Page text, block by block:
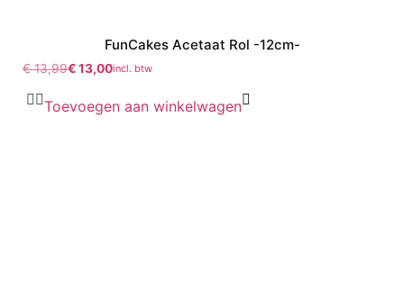
FunCakes Acetaat Rol -12cm-
€13,99€13,00incl. btw
Toevoegen aan winkelwagen